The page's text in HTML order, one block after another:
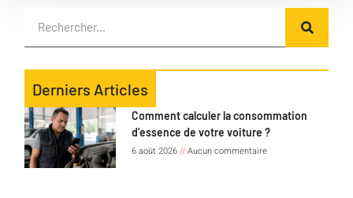
Derniers Articles
Comment calculer la consommation
d’essence de votre voiture ?
6 août 2026 Aucun commentaire